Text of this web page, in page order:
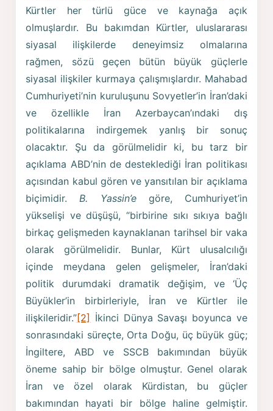
Kürtler her türlü güce ve kaynağa açık
olmuşlardır. Bu bakımdan Kürtler, uluslararası
siyasal ilişkilerde deneyimsiz olmalarına
rağmen, sözü geçen bütün büyük güçlerle
siyasal ilişkiler kurmaya çalışmışlardır. Mahabad
Cumhuriyeti’nin kuruluşunu Sovyetler’in İran’daki
ve özellikle İran Azerbaycan’ındaki dış
politikalarına indirgemek yanlış bir sonuç
olacaktır. Şu da görülmelidir ki, bu tarz bir
açıklama ABD’nin de desteklediği İran politikası
açısından kabul gören ve yansıtılan bir açıklama
biçimidir. B. Yassin’e göre, Cumhuriyet’in
yükselişi ve düşüşü, “birbirine sıkı sıkıya bağlı
birkaç gelişmeden kaynaklanan tarihsel bir vaka
olarak görülmelidir. Bunlar, Kürt ulusalcılığı
içinde meydana gelen gelişmeler, İran’daki
politik durumdaki dramatik değişim, ve ‘Üç
Büyükler’in birbirleriyle, İran ve Kürtler ile
ilişkileridir.”[2] İkinci Dünya Savaşı boyunca ve
sonrasındaki süreçte, Orta Doğu, üç büyük güç;
İngiltere, ABD ve SSCB bakımından büyük
öneme sahip bir bölge olmuştur. Genel olarak
İran ve özel olarak Kürdistan, bu güçler
bakımından hayati bir bölge haline gelmiştir.